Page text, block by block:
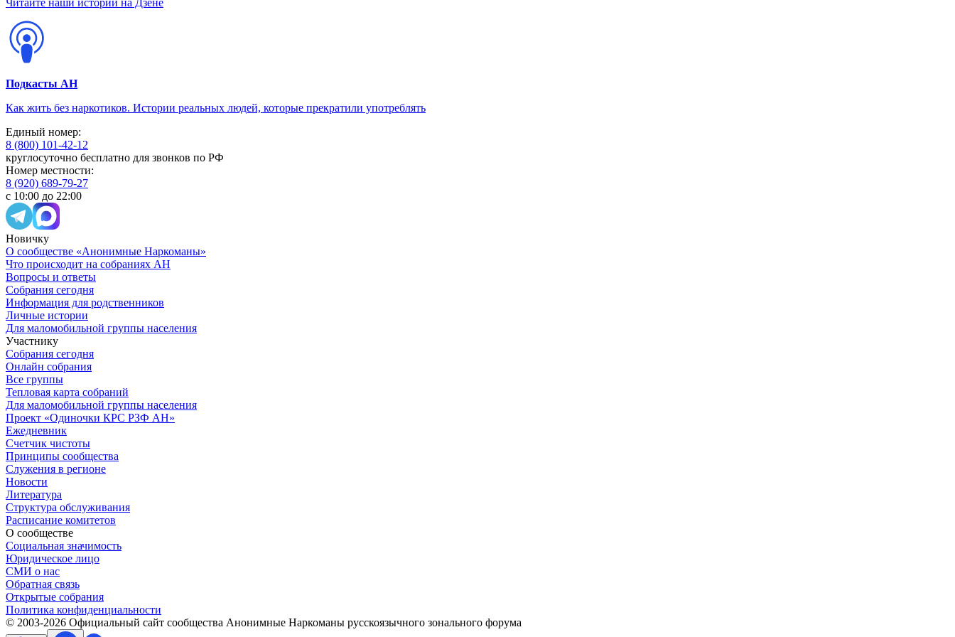
Читайте наши истории на Дзене
Подкасты АН
Как жить без наркотиков. Истории реальных людей, которые прекратили употреблять
Единый номер:
8 (800) 101-42-12
круглосуточно бесплатно для звонков по РФ
Номер местности:
8 (920) 689-79-27
с 10:00 до 22:00
Новичку
О сообществе «Анонимные Наркоманы»
Что происходит на собраниях АН
Вопросы и ответы
Собрания сегодня
Информация для родственников
Личные истории
Для маломобильной группы населения
Участнику
Собрания сегодня
Онлайн собрания
Все группы
Тепловая карта собраний
Для маломобильной группы населения
Проект «Одиночки КРС РЗФ АН»
Ежедневник
Счетчик чистоты
Принципы сообщества
Служения в регионе
Новости
Литература
Структура обслуживания
Расписание комитетов
О сообществе
Социальная значимость
Юридическое лицо
СМИ о нас
Обратная связь
Открытые собрания
Политика конфиденциальности
© 2003-2026 Официальный сайт сообщества Анонимные Наркоманы русскоязычного зонального форума